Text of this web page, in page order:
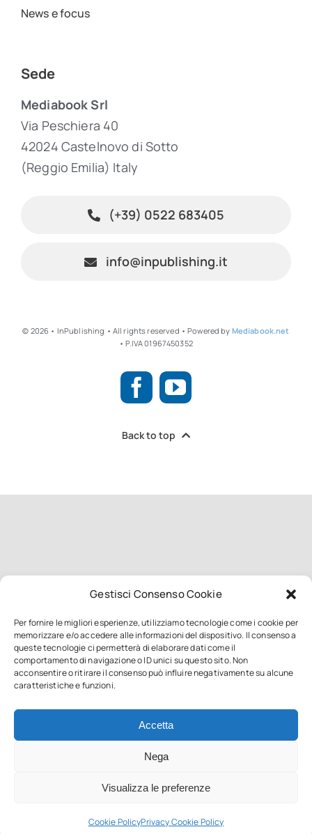
Gestisci Consenso Cookie
Per fornire le migliori esperienze, utilizziamo tecnologie come i cookie per
memorizzare e/o accedere alle informazioni del dispositivo. Il consenso a
queste tecnologie ci permetterà di elaborare dati come il
comportamento di navigazione o ID unici su questo sito. Non
acconsentire o ritirare il consenso può influire negativamente su alcune
caratteristiche e funzioni.
Accetta
Nega
Visualizza le preferenze
Cookie PolicyPrivacy Cookie Policy
News e focus
Sede
Mediabook Srl
Via Peschiera 40
42024 Castelnovo di Sotto
(Reggio Emilia) Italy
(+39) 0522 683405
info@inpublishing.it
© 2026 • InPublishing • All rights reserved • Powered by Mediabook.net
• P.IVA 01967450352
Back to top